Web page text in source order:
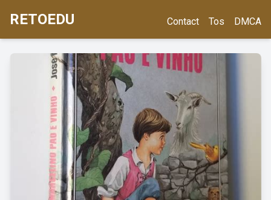
RETOEDU Contact Tos DMCA